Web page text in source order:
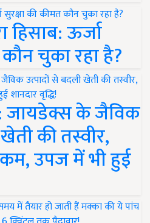
ऊर्जा
चुका रहा है?
जायडेक्स के जैविक
की तस्वीर,
उपज में भी हुई